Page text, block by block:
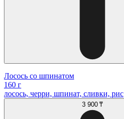
Лосось со шпинатом
160 г
лосось, черри, шпинат, сливки, рис
3 900 ₸